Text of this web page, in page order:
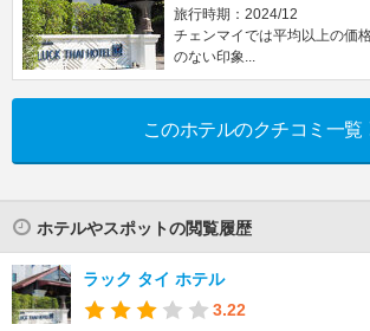
旅行時期：2024/12
チェンマイでは平均以上の価
のない印象...
このホテルのクチコミ一覧
ホテルやスポットの閲覧履歴
ラック タイ ホテル
3.22